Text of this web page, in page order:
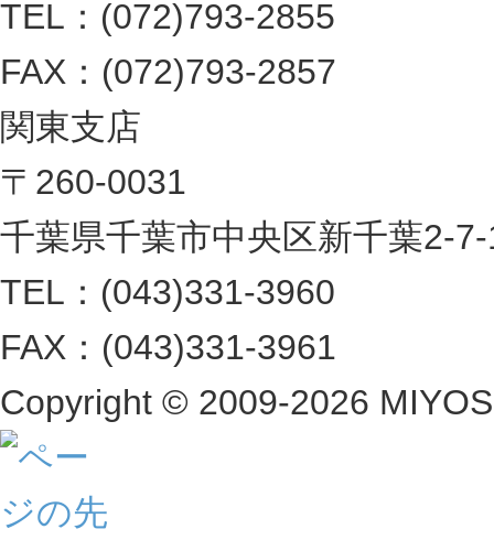
TEL：(072)793-2855
FAX：(072)793-2857
関東支店
〒260-0031
千葉県千葉市中央区新千葉2-
TEL：(043)331-3960
FAX：(043)331-3961
Copyright © 2009-2026